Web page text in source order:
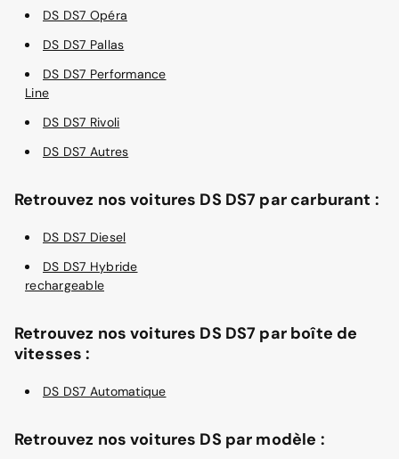
DS DS7 Opéra
DS DS7 Pallas
DS DS7 Performance
Line
DS DS7 Rivoli
DS DS7 Autres
Retrouvez nos voitures DS DS7 par carburant :
DS DS7 Diesel
DS DS7 Hybride
rechargeable
Retrouvez nos voitures DS DS7 par boîte de
vitesses :
DS DS7 Automatique
Retrouvez nos voitures DS par modèle :